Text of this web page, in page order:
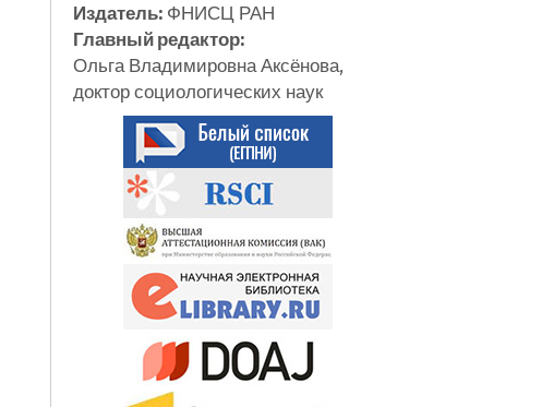
Издатель: ФНИСЦ РАН
Главный редактор:
Ольга Владимировна Аксёнова,
доктор социологических наук